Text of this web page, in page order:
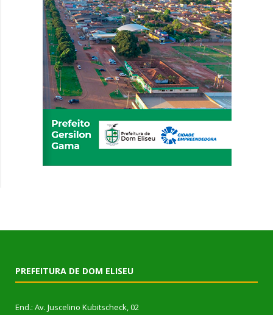
PREFEITURA DE DOM ELISEU
End.: Av. Juscelino Kubitscheck, 02